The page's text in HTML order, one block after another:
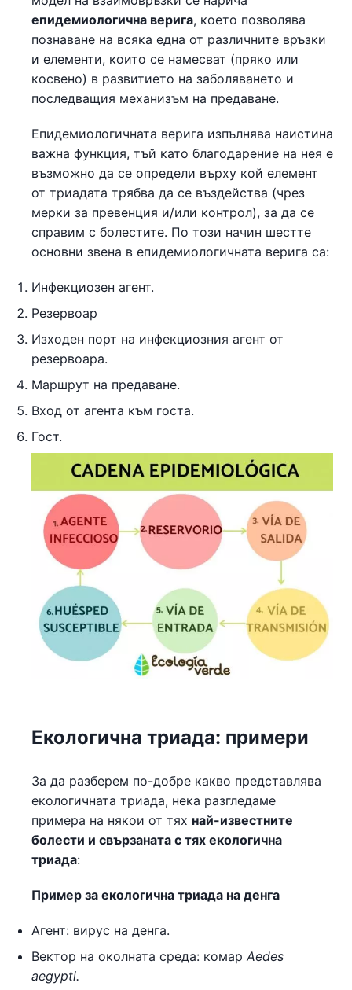
епидемиологична верига, което позволява
познаване на всяка една от различните връзки
и елементи, които се намесват (пряко или
косвено) в развитието на заболяването и
последващия механизъм на предаване.
Епидемиологичната верига изпълнява наистина
важна функция, тъй като благодарение на нея е
възможно да се определи върху кой елемент
от триадата трябва да се въздейства (чрез
мерки за превенция и/или контрол), за да се
справим с болестите. По този начин шестте
основни звена в епидемиологичната верига са:
Инфекциозен агент.
Резервоар
Изходен порт на инфекциозния агент от
резервоара.
Маршрут на предаване.
Вход от агента към госта.
Гост.
Екологична триада: примери
За да разберем по-добре какво представлява
екологичната триада, нека разгледаме
примера на някои от тях най-известните
болести и свързаната с тях екологична
триада:
Пример за екологична триада на денга
Агент: вирус на денга.
Вектор на околната среда: комар Aedes
aegypti.